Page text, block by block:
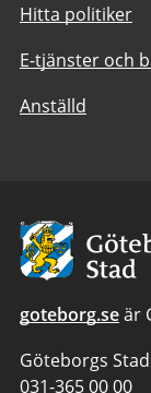
Hitta politiker
E-tjänster och
Anställd
Avsändare:
Göteborgs
Stad
goteborg.seär
Göteborgs
Telefonnummer
031-365 00 00